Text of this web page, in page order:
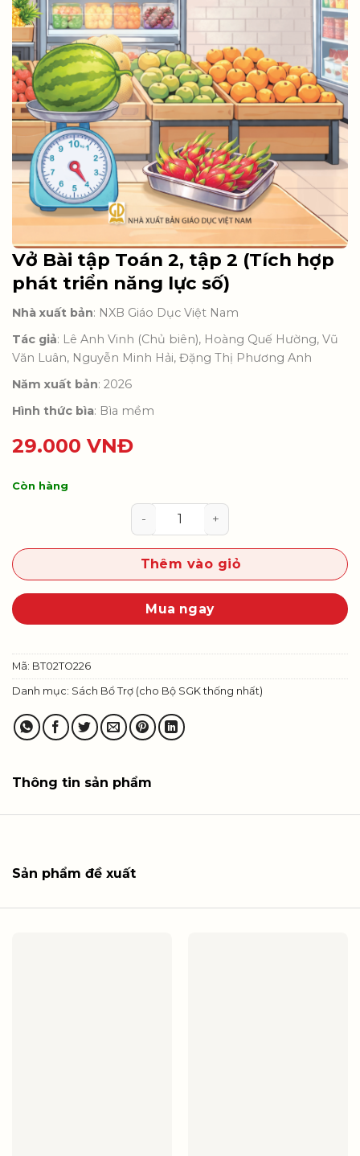
Vở Bài tập Toán 2, tập 2 (Tích hợp
phát triển năng lực số)
Nhà xuất bản: NXB Giáo Dục Việt Nam
Tác giả: Lê Anh Vinh (Chủ biên), Hoàng Quế Hường, Vũ
Văn Luân, Nguyễn Minh Hải, Đặng Thị Phương Anh
Năm xuất bản: 2026
Hình thức bìa: Bìa mềm
29.000 VNĐ
Còn hàng
Vở Bài tập Toán 2, tập 2 (Tích
Thêm vào giỏ
Mua ngay
Mã: BT02TO226
Danh mục: Sách Bổ Trợ (cho Bộ SGK thống nhất)
Thông tin sản phẩm
Sản phẩm đề xuất